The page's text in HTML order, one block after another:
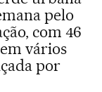
pelo
com 46
vários
por